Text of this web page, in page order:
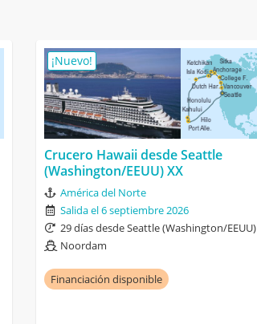
¡Nuevo!
Crucero Hawaii desde Seattle
(Washington/EEUU) XX
América del Norte
Salida el 6 septiembre 2026
29 días desde Seattle (Washington/EEUU)
Noordam
Financiación disponible